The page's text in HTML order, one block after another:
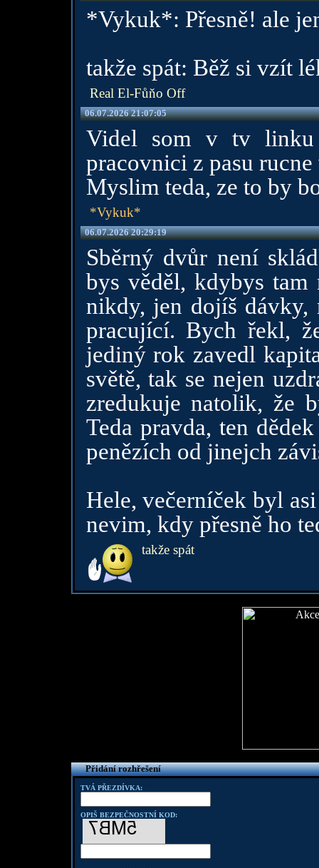
*Vykuk*: Přesně! ale
takže spát: Běž si vzít
Real El-Fůňo Off
06.07.2026 21:07:05
Videl som v tv linku
pracovnici z pasu
Myslim teda, ze to by
*Vykuk*
06.07.2026 20:29:19
Sběrný dvůr není
bys věděl, kdybys
nikdy, jen dojíš dávky,
pracující. Bych řekl,
jediný rok zavedl
světě, tak se nejen
zredukuje natolik, že
Teda pravda, ten
penězích od jinejch
Hele, večerníček byl
nevim, kdy přesně ho
takže spát
Přidání rozhřešení
TVÁ PŘEZDÍVKA:
OPIŠ BEZPEČNOSTNÍ KOD: